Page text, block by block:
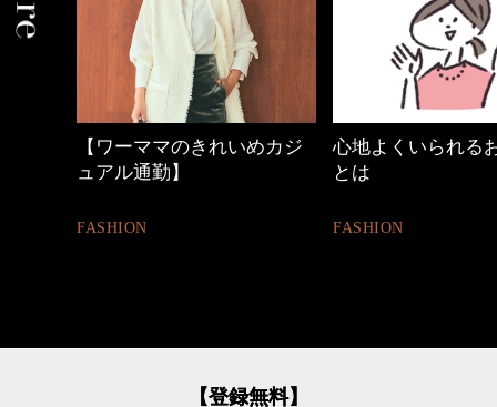
【ワーママのきれいめカジ
ュアル通勤】
FASHION
心地よくいられる
とは
FASHION
【登録無料】